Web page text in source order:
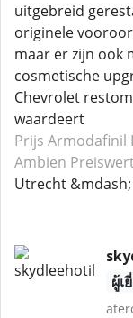
uitgebreid
originele
maar er zijn ook
cosmetische
Chevrolet
waardeert
Prijs Armodafinil
Ambien
Utrecht
ผู้เ